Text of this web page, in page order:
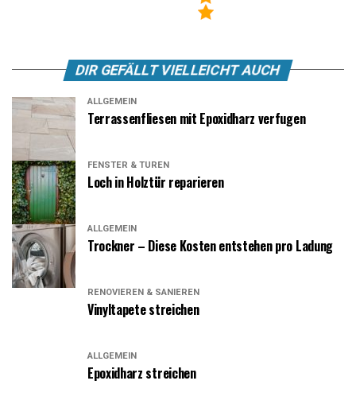
DIR GEFÄLLT VIELLEICHT AUCH
ALLGEMEIN
Terrassenfliesen mit Epoxidharz verfugen
FENSTER & TÜREN
Loch in Holztür reparieren
ALLGEMEIN
Trockner – Diese Kosten entstehen pro Ladung
RENOVIEREN & SANIEREN
Vinyltapete streichen
ALLGEMEIN
Epoxidharz streichen